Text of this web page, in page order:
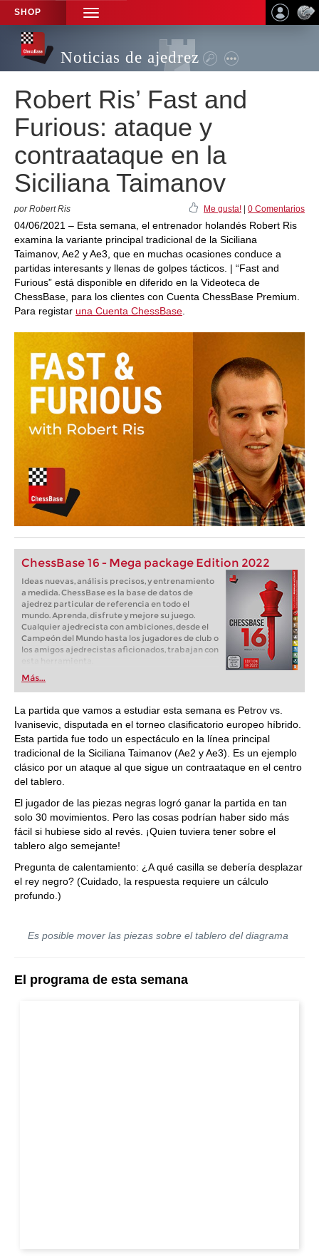
SHOP
TOGGLE
NAVIGATION
Noticias de ajedrez
Robert Ris’ Fast and
Furious: ataque y
contraataque en la
Siciliana Taimanov
por Robert Ris Me gusta! 0 Comentarios
04/06/2021 – Esta semana, el entrenador holandés Robert Ris
examina la variante principal tradicional de la Siciliana
Taimanov, Ae2 y Ae3, que en muchas ocasiones conduce a
partidas interesants y llenas de golpes tácticos. | “Fast and
Furious” está disponible en diferido en la Videoteca de
ChessBase, para los clientes con Cuenta ChessBase Premium.
Para registar una Cuenta ChessBase
ChessBase 16 - Mega package Edition 2022
Ideas nuevas, análisis precisos, y entrenamiento
a medida. ChessBase es la base de datos de
ajedrez particular de referencia en todo el
mundo. Aprenda, disfrute y mejore su juego.
Cualquier ajedrecista con ambiciones, desde el
Campeón del Mundo hasta los jugadores de club o
los amigos ajedrecistas aficionados, trabajan con
Más...
La partida que vamos a estudiar esta semana es Petrov vs.
Ivanisevic, disputada en el torneo clasificatorio europeo híbrido.
Esta partida fue todo un espectáculo en la línea principal
tradicional de la Siciliana Taimanov (Ae2 y Ae3). Es un ejemplo
clásico por un ataque al que sigue un contraataque en el centro
del tablero.
El jugador de las piezas negras logró ganar la partida en tan
solo 30 movimientos. Pero las cosas podrían haber sido más
fácil si hubiese sido al revés. ¡Quien tuviera tener sobre el
tablero algo semejante!
Pregunta de calentamiento: ¿A qué casilla se debería desplazar
el rey negro? (Cuidado, la respuesta requiere un cálculo
profundo.)
Es posible mover las piezas sobre el tablero del diagrama
El programa de esta semana